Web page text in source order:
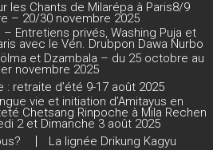
les Chants de Milarépa à Paris8/9
– 20/30 novembre 2025
Entretiens privés, Washing Puja et
avec le Vén. Drubpon Dawa Nurbo
et Dzambala – du 25 octobre au
novembre 2025
: retraite d’été 9-17 août 2025
vie et initiation d’Amitayus en
Chetsang Rinpoche à Mila Rechen
2 et Dimanche 3 août 2025
La lignée Drikung Kagyu